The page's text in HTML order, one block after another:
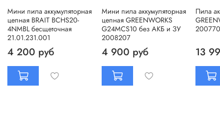
Мини пила аккумуляторная
цепная BRAIT BCHS20-
4NMBL бесщеточная
21.01.231.001
4 200 руб
Мини пила аккумуляторная
цепная GREENWORKS
G24MCS10 без АКБ и ЗУ
2008207
4 900 руб
Пила
13